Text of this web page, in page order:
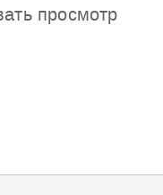
просмотр